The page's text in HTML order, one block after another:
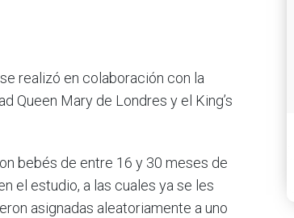
realizó en colaboración con la
Queen Mary de Londres y el King’s
bebés de entre 16 y 30 meses de
el estudio, a las cuales ya se les
asignadas aleatoriamente a uno